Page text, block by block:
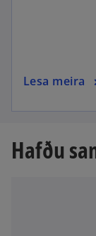
Lesa meira
Hafðu